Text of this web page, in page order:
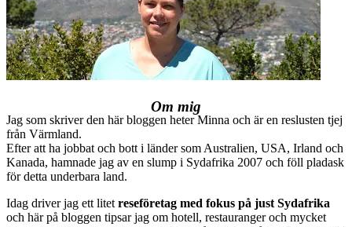
Om mig
Jag som skriver den här bloggen heter Minna och är en reslusten tjej
från Värmland.
Efter att ha jobbat och bott i länder som Australien, USA, Irland och
Kanada, hamnade jag av en slump i Sydafrika 2007 och föll pladask
för detta underbara land.
Idag driver jag ett litet reseföretag med fokus på just Sydafrika
och här på bloggen tipsar jag om hotell, restauranger och mycket